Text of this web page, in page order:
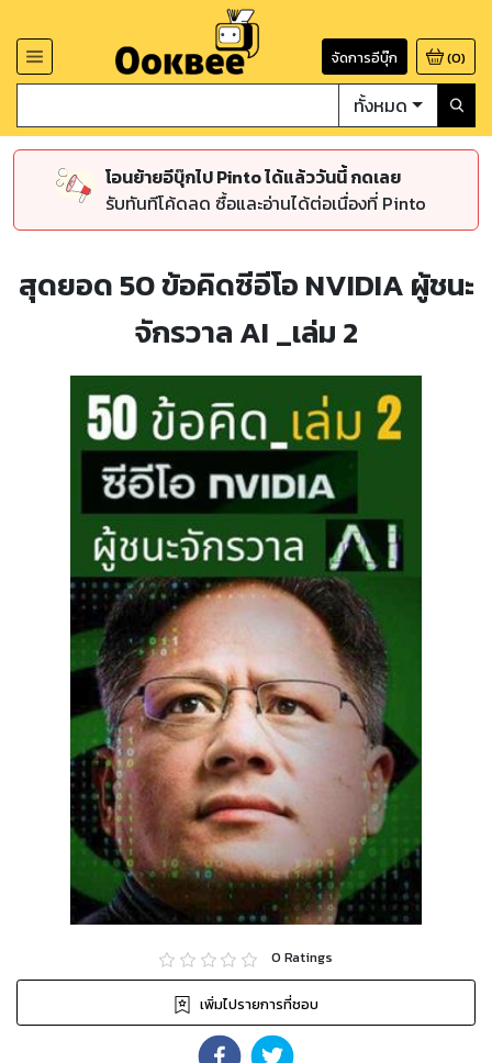
จัดการอีบุ๊ก (0)
ทั้งหมด
โอนย้ายอีบุ๊กไป Pinto ได้แล้ววันนี้ กดเลย
รับทันทีโค้ดลด ซื้อและอ่านได้ต่อเนื่องที่ Pinto
สุดยอด 50 ข้อคิดซีอีโอ NVIDIA ผู้ชนะ
จักรวาล AI _เล่ม 2
0 Ratings
เพิ่มไปรายการที่ชอบ